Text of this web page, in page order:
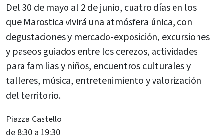
Del 30 de mayo al 2 de junio, cuatro días en los
que Marostica vivirá una atmósfera única, con
degustaciones y mercado-exposición, excursiones
y paseos guiados entre los cerezos, actividades
para familias y niños, encuentros culturales y
talleres, música, entretenimiento y valorización
del territorio.
Piazza Castello
de 8:30 a 19:30